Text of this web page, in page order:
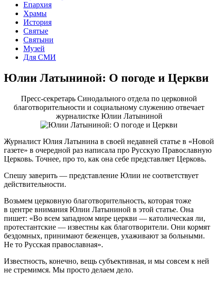
Епархия
Храмы
История
Святые
Святыни
Музей
Для СМИ
Юлии Латыниной: О погоде и Церкви
Пресс-секретарь Синодального отдела по церковной
благотворительности и социальному служению отвечает
журналистке Юлии Латыниной
Журналист Юлия Латынина в своей недавней статье в «Новой
газете» в очередной раз написала про Русскую Православную
Церковь. Точнее, про то, как она себе представляет Церковь.
Спешу заверить — представление Юлии не соответствует
действительности.
Возьмем церковную благотворительность, которая тоже
в центре внимания Юлии Латыниной в этой статье. Она
пишет: «Во всем западном мире церкви — католическая ли,
протестантские — известны как благотворители. Они кормят
бездомных, принимают беженцев, ухаживают за больными.
Не то Русская православная».
Известность, конечно, вещь субъективная, и мы совсем к ней
не стремимся. Мы просто делаем дело.